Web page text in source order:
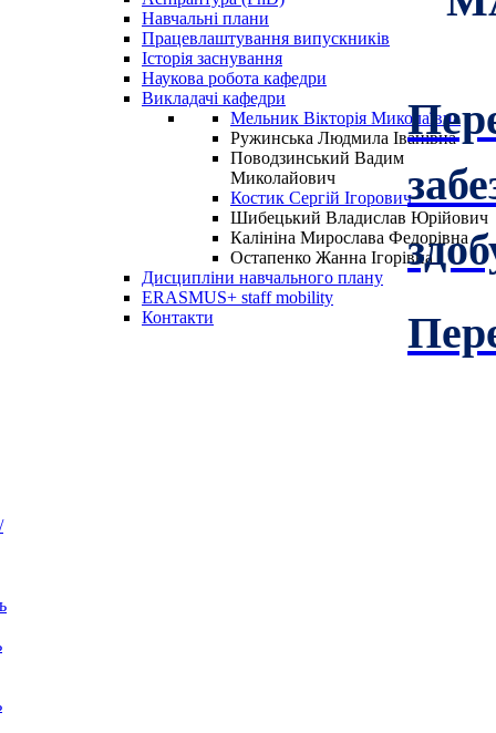
Навчальні плани
Працевлаштування випускників
Історія заснування
Наукова робота кафедри
Викладачі кафедри
Мельник Вікторія Миколаївна
Ружинська Людмила Іванівна
Поводзинський Вадим
Миколайович
Костик Сергій Ігорович
Шибецький Владислав Юрійович
Калініна Мирослава Федорівна
Остапенко Жанна Ігорівна
Дисципліни навчального плану
ERASMUS+ staff mobility
Контакти